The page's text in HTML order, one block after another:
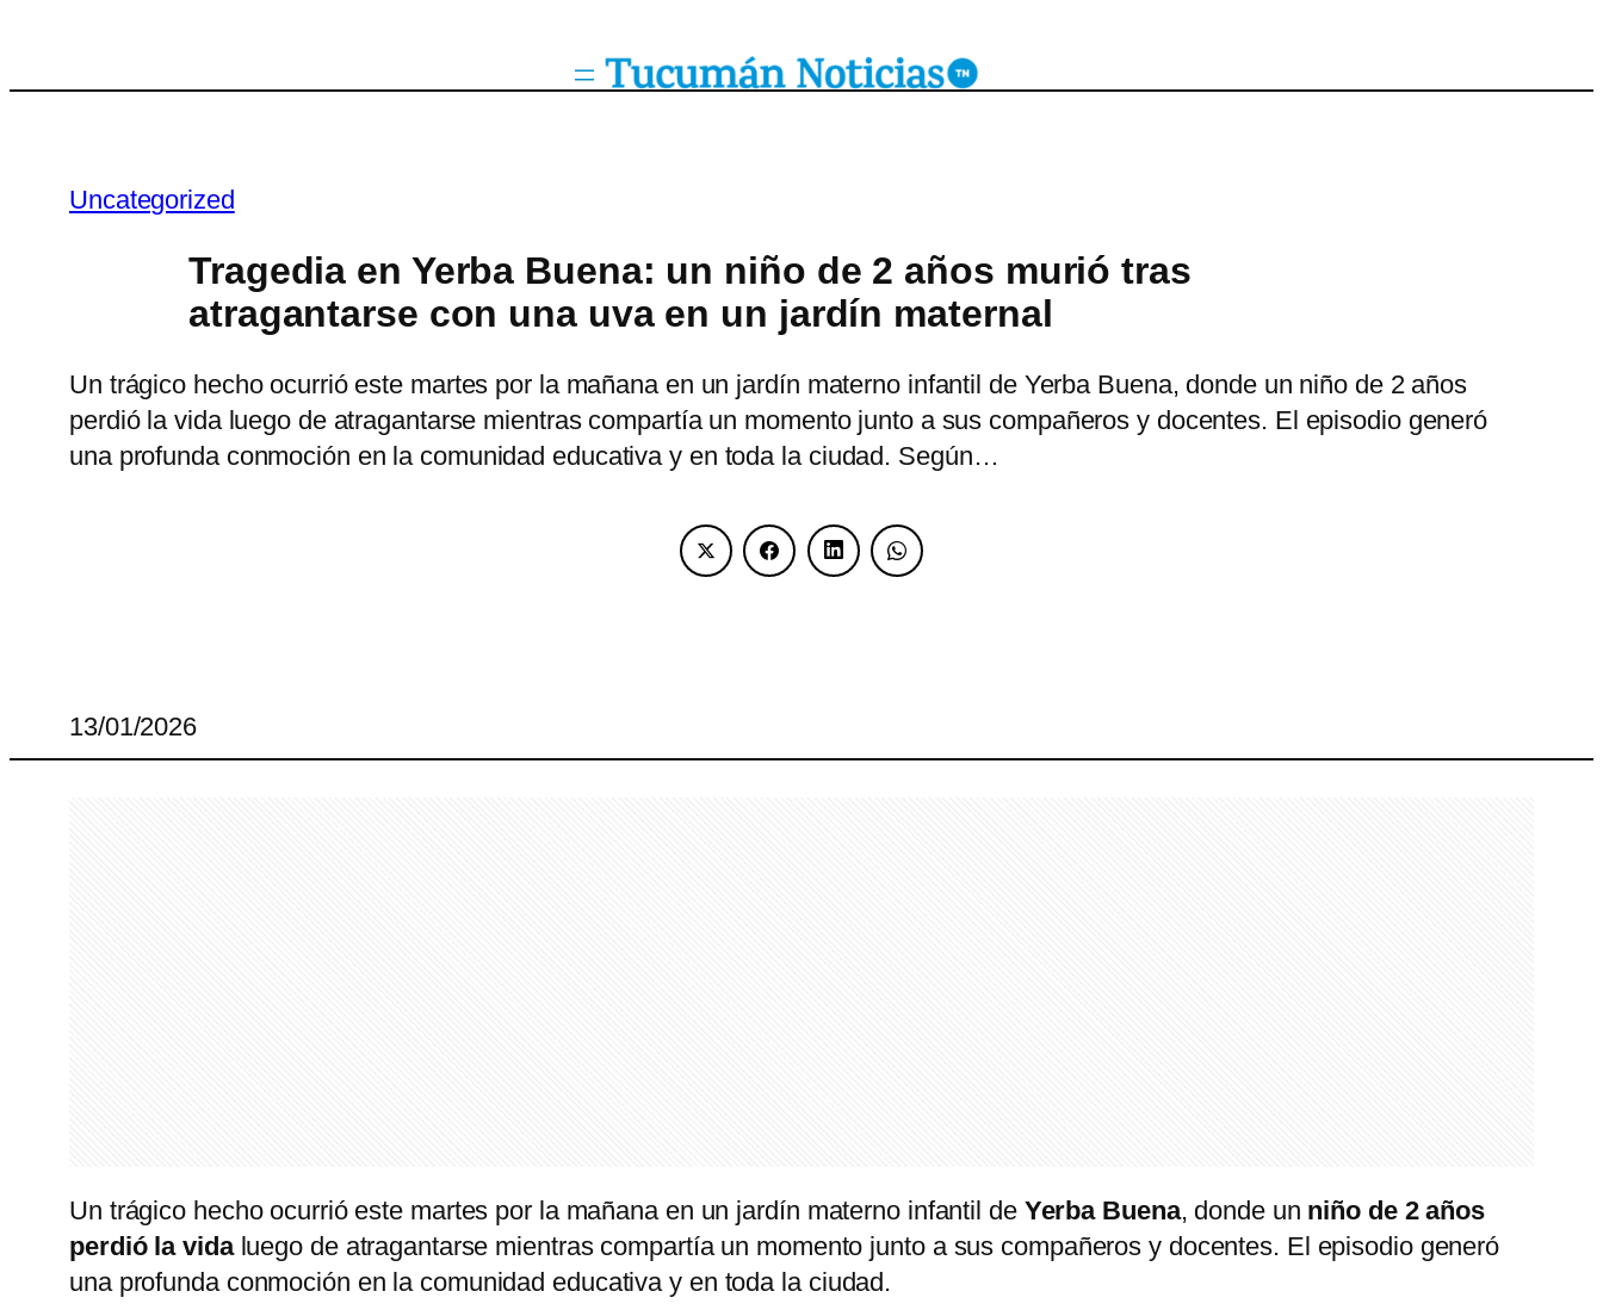
Uncategorized
Tragedia en Yerba Buena: un niño de 2 años murió tras
atragantarse con una uva en un jardín maternal
Un trágico hecho ocurrió este martes por la mañana en un jardín materno infantil de Yerba Buena, donde un niño de 2 años
perdió la vida luego de atragantarse mientras compartía un momento junto a sus compañeros y docentes. El episodio generó
una profunda conmoción en la comunidad educativa y en toda la ciudad. Según…
13/01/2026
Un trágico hecho ocurrió este martes por la mañana en un jardín materno infantil de Yerba Buena, donde un niño de 2 años
perdió la vida luego de atragantarse mientras compartía un momento junto a sus compañeros y docentes. El episodio generó
una profunda conmoción en la comunidad educativa y en toda la ciudad.